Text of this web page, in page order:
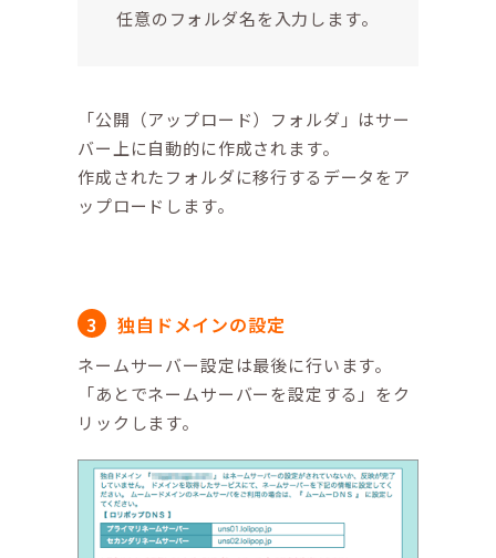
任意のフォルダ名を入力します。
「公開（アップロード）フォルダ」はサー
バー上に自動的に作成されます。
作成されたフォルダに移行するデータをア
ップロードします。
独自ドメインの設定
ネームサーバー設定は最後に行います。
「あとでネームサーバーを設定する」をク
リックします。